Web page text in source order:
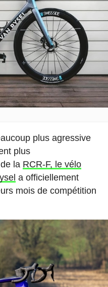
plus agressive
plus
la RCR-F, le vélo
a officiellement
mois de compétition